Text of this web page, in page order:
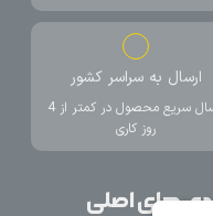
ارسال به سراسر کشور
ارسال سریع محصول در کمتر از 4
روز کاری
های اصلی